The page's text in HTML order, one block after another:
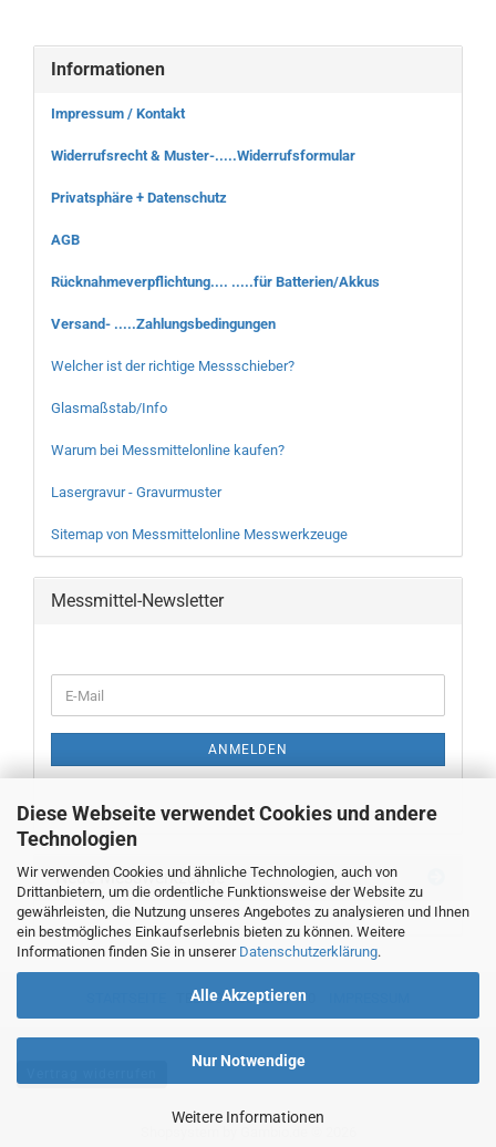
Diese Webseite verwendet Cookies und andere
Technologien
Wir verwenden Cookies und ähnliche Technologien, auch von
Drittanbietern, um die ordentliche Funktionsweise der Website zu
gewährleisten, die Nutzung unseres Angebotes zu analysieren und Ihnen
ein bestmögliches Einkaufserlebnis bieten zu können. Weitere
Informationen finden Sie in unserer Datenschutzerklärung.
Alle Akzeptieren
Nur Notwendige
Weitere Informationen
Informationen
Impressum / Kontakt
Widerrufsrecht & Muster-.....Widerrufsformular
Privatsphäre + Datenschutz
AGB
Rücknahmeverpflichtung.... .....für Batterien/Akkus
Versand- .....Zahlungsbedingungen
Welcher ist der richtige Messschieber?
Glasmaßstab/Info
Warum bei Messmittelonline kaufen?
Lasergravur - Gravurmuster
Sitemap von Messmittelonline Messwerkzeuge
Messmittel-Newsletter
ZUR
E-
Mail
ANMELDEN
Neue Messwerkzeuge
TEL. 00493382707470